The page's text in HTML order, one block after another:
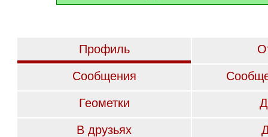
Профиль
Сообщения
Геометки
В друзьях